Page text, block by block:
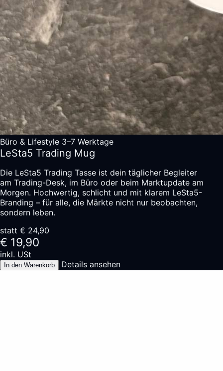
Büro & Lifestyle 3–7 Werktage
LeSta5 Trading Mug
Die LeSta5 Trading Tasse ist dein täglicher Begleiter
am Trading-Desk, im Büro oder beim Marktupdate am
Morgen. Hochwertig, schlicht und mit klarem LeSta5-
Branding – für alle, die Märkte nicht nur beobachten,
sondern leben.
statt € 24,90
€ 19,90
inkl. USt
In den Warenkorb Details ansehen